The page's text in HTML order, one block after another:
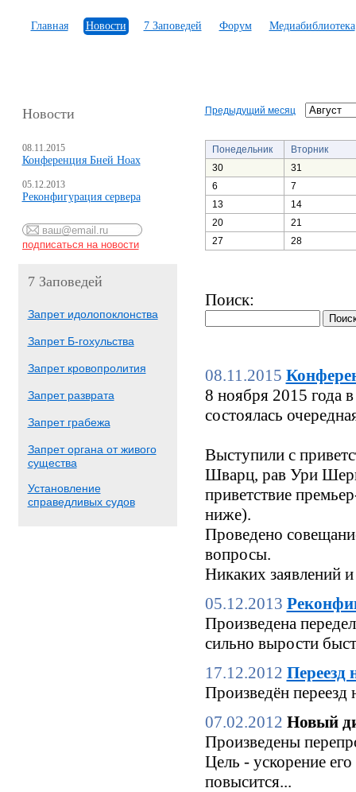
Главная Новости 7 Заповедей Форум Медиабиблиотека
Новости
08.11.2015
Конференция Бней Ноах
05.12.2013
Реконфигурация сервера
7 Заповедей
Запрет идолопоклонства
Запрет Б-гохульства
Запрет кровопролития
Запрет разврата
Запрет грабежа
Запрет органа от живого
существа
Установление
справедливых судов
Предыдущий месяц
Понедельник
Вторник
30
31
6
7
13
14
20
21
27
28
Поиск:
08.11.2015
8 ноября 2015 года
состоялась
Выступили с
Шварц, рав Ури
приветствие
ниже).
Проведено
вопросы.
Никаких заявлений
05.12.2013
Произведена
сильно вырости
17.12.2012 Переезд
Произведён переезд
07.02.2012 Новый
Произведены
Цель - ускорение
повысится...